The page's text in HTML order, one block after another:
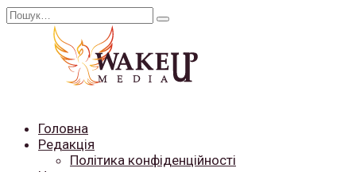
Перейти
Search
Головна
Редакція
Політика конфіденційності